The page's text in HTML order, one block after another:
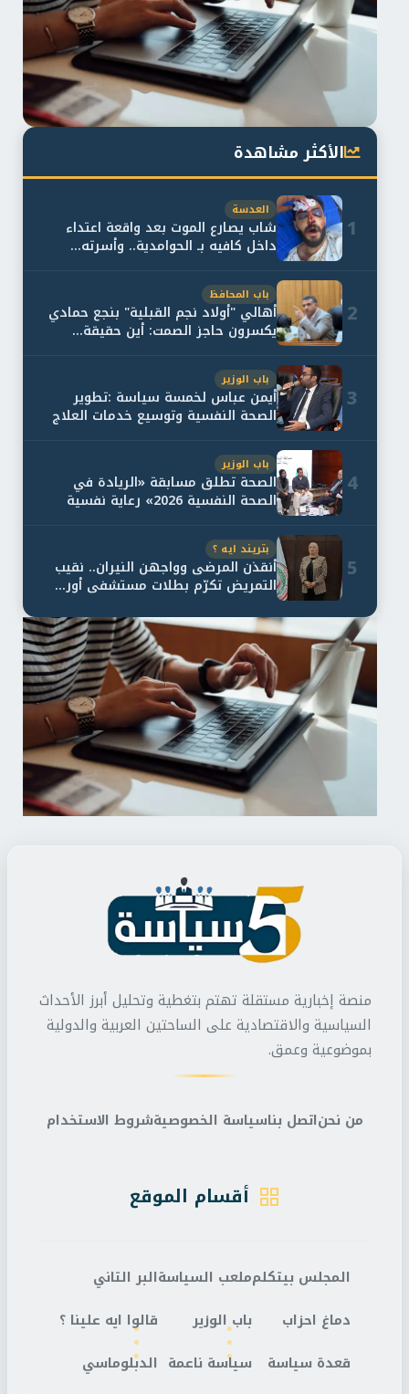
الأكثر مشاهدة
1
العدسة
شاب يصارع الموت بعد واقعة اعتداء
داخل كافيه بـ الحوامدية.. وأسرته...
2
باب المحافظ
أهالي "أولاد نجم القبلية" بنجع حمادي
يكسرون حاجز الصمت: أين حقيقة...
3
باب الوزير
أيمن عباس لخمسة سياسة :تطوير
الصحة النفسية وتوسيع خدمات العلاج
4
باب الوزير
الصحة تطلق مسابقة «الريادة في
الصحة النفسية 2026» رعاية نفسية
5
بتريند ايه ؟
أنقذن المرضى وواجهن النيران.. نقيب
التمريض تكرّم بطلات مستشفى أور...
منصة إخبارية مستقلة تهتم بتغطية وتحليل أبرز الأحداث
السياسية والاقتصادية على الساحتين العربية والدولية
بموضوعية وعمق.
من نحناتصل بناسياسة الخصوصيةشروط الاستخدام
أقسام الموقع
المجلس بيتكلم
دماغ احزاب
قعدة سياسة
ملعب السياسة
باب الوزير
سياسة ناعمة
البر التاني
قالوا ايه علينا ؟
الدبلوماسي